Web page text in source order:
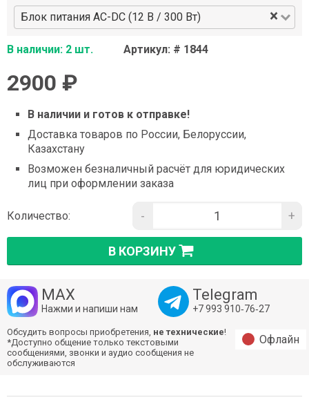
Блок питания AC-DC (12 В / 300 Вт)
×
В наличии: 2 шт. Артикул: # 1844
2900 ₽
В наличии и готов к отправке!
Доставка товаров по России, Белоруссии,
Казахстану
Возможен безналичный расчёт для юридических
лиц при оформлении заказа
Количество: - +
В КОРЗИНУ
MAX
Нажми и напиши нам
Telegram
+7 993 910‑76‑27
Обсудить вопросы приобретения, не технические!
*Доступно общение только текстовыми
сообщениями, звонки и аудио сообщения не
обслуживаются
Офлайн